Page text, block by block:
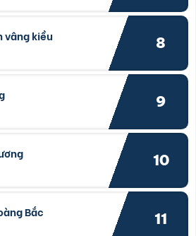
vâng kiều
8
9
10
Bắc
11